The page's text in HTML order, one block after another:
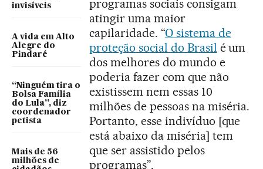
invisíveis
A vida em Alto
Alegre do
Pindaré
“Ninguém tira o
Bolsa Família
do Lula”, diz
coordenador
petista
Mais de 56
milhões de
programas sociais consigam
atingir uma maior
capilaridade. “O sistema de
proteção social do Brasil é um
dos melhores do mundo e
poderia fazer com que não
existissem nem essas 10
milhões de pessoas na miséria.
Portanto, esse indivíduo [que
está abaixo da miséria] tem
que ser assistido pelos
programas”.